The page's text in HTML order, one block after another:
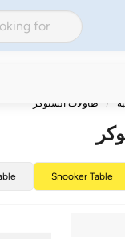
طاولات السنوكر
Snooker Table